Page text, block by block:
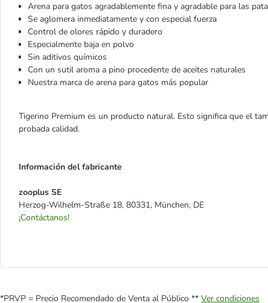
Arena para gatos agradablemente fina y agradable para las
Se aglomera inmediatamente y con especial fuerza
Control de olores rápido y duradero
Especialmente baja en polvo
Sin aditivos químicos
Con un sutil aroma a pino procedente de aceites naturales
Nuestra marca de arena para gatos más popular
Tigerino Premium es un producto natural. Esto significa que el
probada calidad.
Información del fabricante
zooplus SE
Herzog-Wilhelm-Straße 18, 80331, München, DE
¡Contáctanos!
*PRVP = Precio Recomendado de Venta al Público ** Ver condiciones